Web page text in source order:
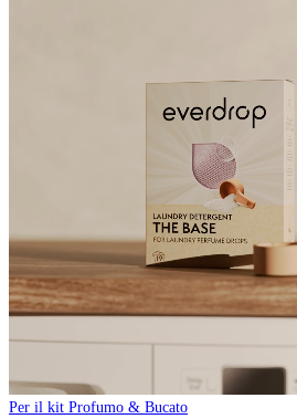
Per il kit Profumo & Bucato